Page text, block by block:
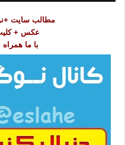
مطالب سایت
عکس +
با ما همراه